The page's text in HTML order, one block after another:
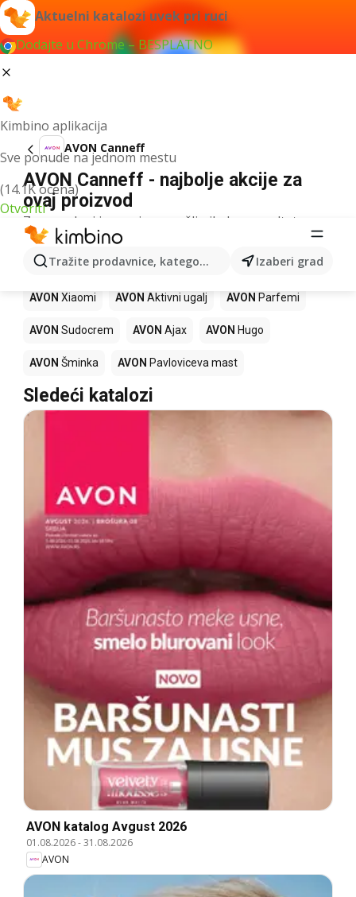
Aktuelni katalozi uvek pri ruci
Dodajte u Chrome – BESPLATNO
Kimbino aplikacija
Sve ponude na jednom mestu
(14.1K ocena)
Otvoriti
Tražite prodavnice, kategorije, proizvode...Izaberi grad
AVON Canneff
AVON Canneff - najbolje akcije za
ovaj proizvod
Za navedeni izraz nismo našli nikakav rezultat.
Drugi proizvodi u prodavnicama
AVON
AVON Xiaomi AVON Aktivni ugalj AVON Parfemi
AVON Sudocrem AVON Ajax AVON Hugo
AVON Šminka AVON Pavloviceva mast
Sledeći katalozi
AVON katalog Avgust 2026
01.08.2026-31.08.2026
AVON